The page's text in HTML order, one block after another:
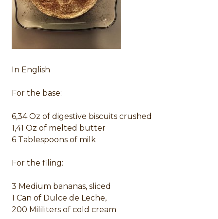
In English
For the base:
6,34 Oz of digestive biscuits crushed
1,41 Oz of melted butter
6 Tablespoons of milk
For the filing:
3 Medium bananas, sliced
1 Can of Dulce de Leche,
200 Mililiters of cold cream